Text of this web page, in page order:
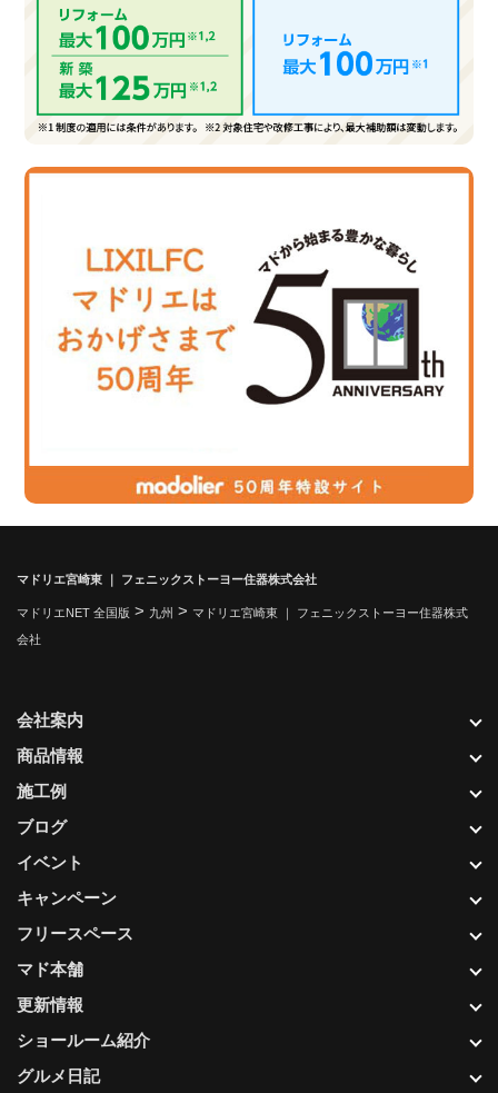
マドリエ宮崎東 ｜ フェニックストーヨー住器株式会社
マドリエNET 全国版 > 九州 > マドリエ宮崎東 ｜ フェニックストーヨー住器株式
会社
更新情報
ショールーム紹介
グルメ日記
会社案内
商品情報
施工例
ブログ
イベント
キャンペーン
フリースペース
マド本舗